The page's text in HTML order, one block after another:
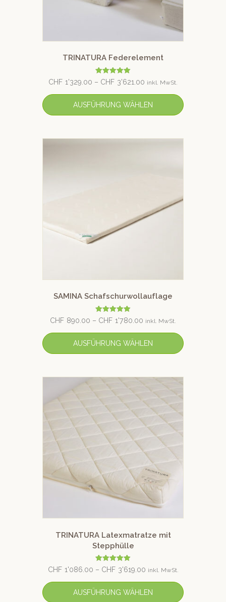
TRINATURA Federelement
Bewertet mit
5.00
CHF 1'329.00 – CHF 3'621.00 inkl. MwSt.
AUSFÜHRUNG WÄHLEN
SAMINA Schafschurwollauflage
Bewertet mit
5.00
CHF 890.00 – CHF 1'780.00 inkl. MwSt.
AUSFÜHRUNG WÄHLEN
TRINATURA Latexmatratze mit
Stepphülle
Bewertet mit
5.00
CHF 1'086.00 – CHF 3'619.00 inkl. MwSt.
AUSFÜHRUNG WÄHLEN